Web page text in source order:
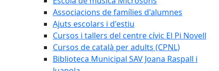
Associacions de famílies d'alumnes
Ajuts escolars i d'estiu
Cursos i tallers del centre cívic El Pi Novell
Cursos de català per adults (CPNL)
Biblioteca Municipal SAV Joana Raspall i